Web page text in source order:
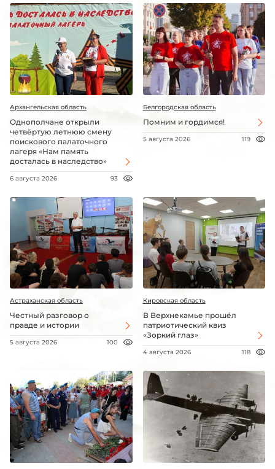
Архангельская область
Однополчане открыли
четвёртую летнюю смену
поискового палаточного
лагеря «Нам память
досталась в наследство»
6 августа 2026 93
Белгородская область
Помним и гордимся!
5 августа 2026 119
Астраханская область
Честный разговор о
правде и истории
5 августа 2026 100
Кировская область
В Верхнекамье прошёл
патриотический квиз
«Зоркий глаз»
4 августа 2026 118